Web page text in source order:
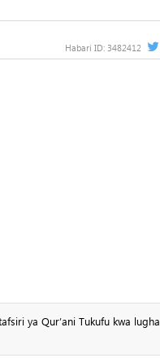
Habari ID: 3482412
ya Qur’ani Tukufu kwa